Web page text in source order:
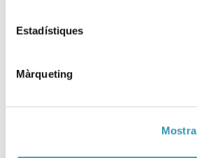
Estadístiques
Màrqueting